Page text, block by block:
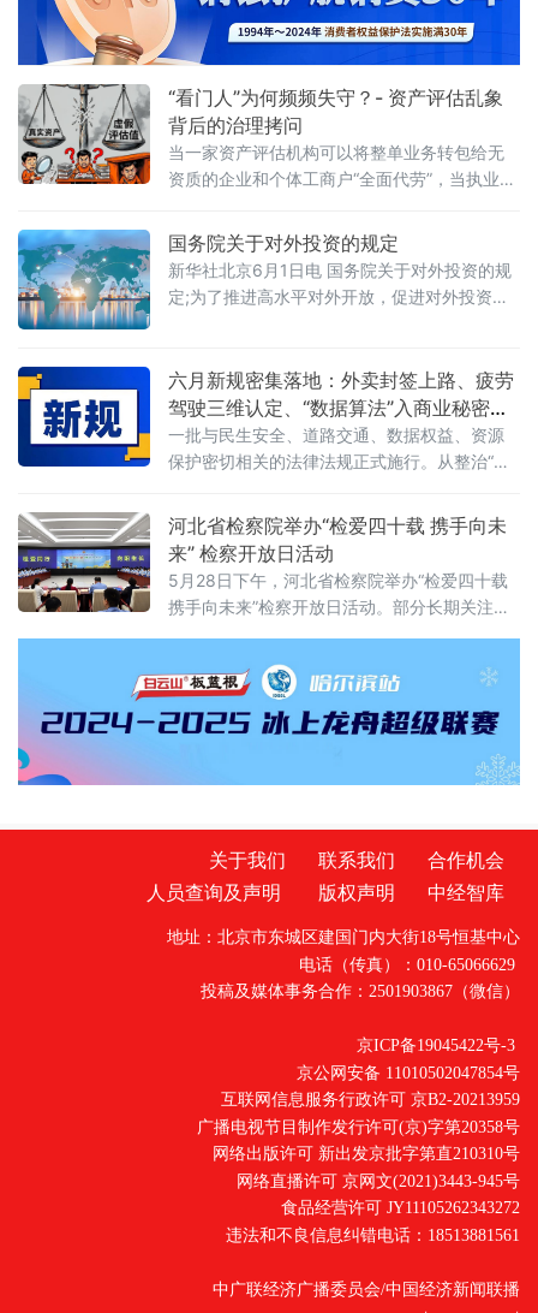
2026首期活动上发表书面发言，为地方政府招
商引资高质量发展提出五条法治路径。他指
出，推动高质量发展离不开法治的支撑和保
障，地方政
“看门人”为何频频失守？- 资产评估乱象
背后的治理拷问
当一家资产评估机构可以将整单业务转包给无
资质的企业和个体工商户“全面代劳”，当执业人
重要评估参数可以随意调整、评估依据可以凭
空缺失——这张资本市场“看门人”的名片，还剩
下几分信度？上述场景并非危言耸听。近日，
财政部公布的2025年度资产评估行业联合检查
评估机构、12名
国务院关于对外投资的规定
新华社北京6月1日电 国务院关于对外投资的规
定;为了推进高水平对外开放，促进对外投资高
全、发展利益，根据《中华人民共和国对外关
系法》、《中华人民共和国对外贸易法》等法
律，制定本规定。第二条&emsp;中华人民共和
国境内（以下简称中国境内）投资者对外投
六月新规密集落地：外卖封签上路、疲劳
驾驶三维认定、“数据算法”入商业秘密保
护范围
一批与民生安全、道路交通、数据权益、资源
保护密切相关的法律法规正式施行。从整治“幽
维判定到“开门杀”责任明确，从商业秘密保护扩
围到城乡供水统筹管理——多项新规聚焦社会
关切，织密权益保障网，守护公众日常生活。
网络餐饮全链条严管：外卖必须“封口”，商家必
须“亮证”《网络餐饮服务经营者落实食品安全主
河北省检察院举办“检爱四十载 携手向未
来” 检察开放日活动
5月28日下午，河北省检察院举办“检爱四十载
携手向未来”检察开放日活动。部分长期关注未
政协委员、人民监督员以及石家庄市第二中学
师生、家长代表等50余人应邀走进省检察院，
直观了解检察工作，共同交流未成年人保护举
措。省检察院党组成员、副检察长任国强参加
开放日活动，并主持座谈交流会。据介绍，近
关于我们 联系我们
合作机会
人员查询及声明
版权声明 中经智库
地址：北京市东城区建国门内大街18号恒基中心
电话（传真）：010-65066629
投稿及媒体事务合作：2501903867（微信）
京ICP备19045422号-3
京公网安备 11010502047854号
互联网信息服务行政许可 京B2-20213959
广播电视节目制作发行许可(京)字第20358号
网络出版许可 新出发京批字第直210310号
网络直播许可 京网文(2021)3443-945号
食品经营许可 JY11105262343272
违法和不良信息纠错电话：18513881561
中广联经济广播委员会/中国经济新闻联播